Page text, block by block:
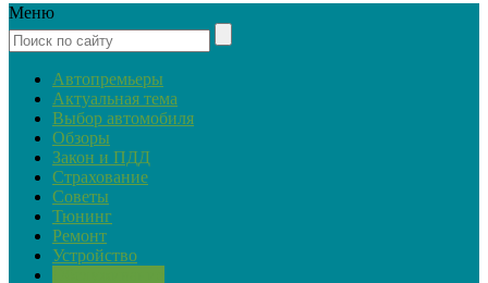
Меню
Автопремьеры
Актуальная тема
Выбор автомобиля
Обзоры
Закон и ПДД
Страхование
Советы
Тюнинг
Ремонт
Устройство